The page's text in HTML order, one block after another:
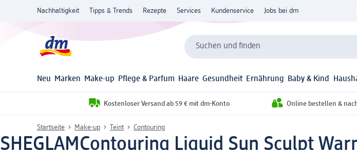
Nachhaltigkeit Tipps & Trends Rezepte Services Kundenservice Jobs bei dm
Suchen und finden
Neu Marken Make-up Pflege & Parfum Haare Gesundheit Ernährung Baby & Kind
Kostenloser Versand ab 59 € mit dm-Konto Online bestellen &
Startseite Make-up Teint Contouring
SHEGLAMContouring Liquid Sun Sculpt